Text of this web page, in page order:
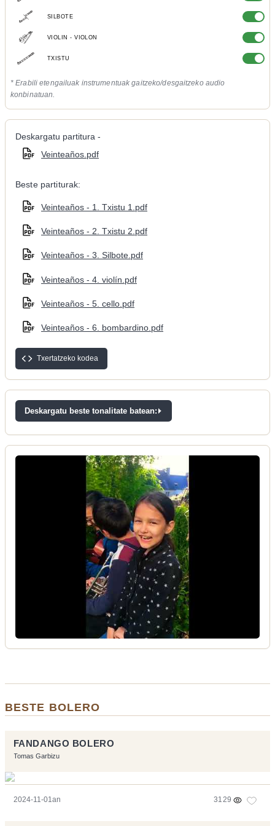
SILBOTE
VIOLIN - VIOLON
TXISTU
* Erabili etengailuak instrumentuak gaitzeko/desgaitzeko audio
konbinatuan.
Deskargatu partitura -
Veinteaños.pdf
Beste partiturak:
Veinteaños - 1. Txistu 1.pdf
Veinteaños - 2. Txistu 2.pdf
Veinteaños - 3. Silbote.pdf
Veinteaños - 4. violín.pdf
Veinteaños - 5. cello.pdf
Veinteaños - 6. bombardino.pdf
Txertatzeko kodea
Deskargatu beste tonalitate batean:
BESTE BOLERO
FANDANGO BOLERO
Tomas Garbizu
2024-11-01an 3129